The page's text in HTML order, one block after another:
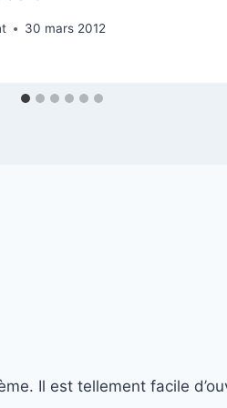
30 mars 2012
Il est tellement facile